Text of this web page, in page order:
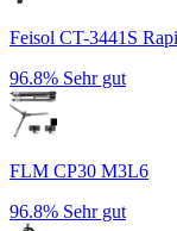
Feisol CT-3441S
96.8% Sehr gut
FLM CP30 M3L6
96.8% Sehr gut